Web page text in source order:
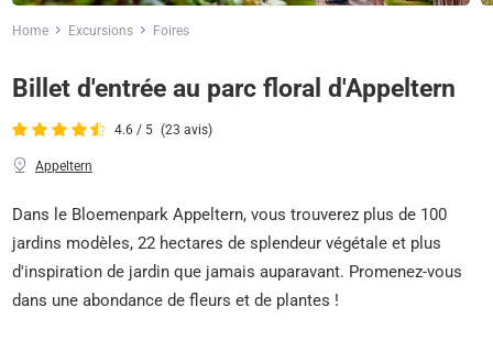
Home Excursions Foires
Billet d'entrée au parc floral d'Appeltern
4.6 / 5 (23 avis)
Appeltern
Dans le Bloemenpark Appeltern, vous trouverez plus de 100
jardins modèles, 22 hectares de splendeur végétale et plus
d'inspiration de jardin que jamais auparavant. Promenez-vous
dans une abondance de fleurs et de plantes !